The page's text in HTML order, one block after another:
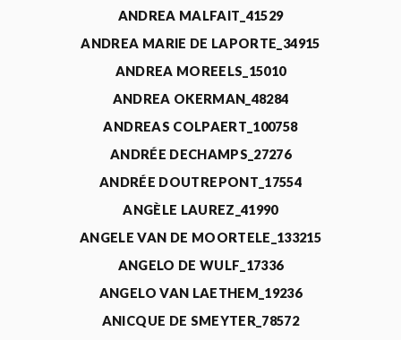
ANDREA MALFAIT_41529
ANDREA MARIE DE LAPORTE_34915
ANDREA MOREELS_15010
ANDREA OKERMAN_48284
ANDREAS COLPAERT_100758
ANDRÉE DECHAMPS_27276
ANDRÉE DOUTREPONT_17554
ANGÈLE LAUREZ_41990
ANGELE VAN DE MOORTELE_133215
ANGELO DE WULF_17336
ANGELO VAN LAETHEM_19236
ANICQUE DE SMEYTER_78572